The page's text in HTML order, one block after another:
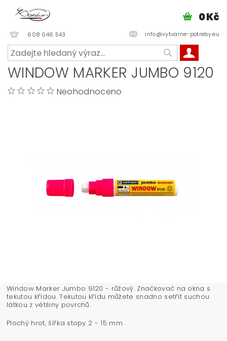
608 046 543 info@vytvarne-potreby.eu
0 Kč
WINDOW MARKER JUMBO 9120
Neohodnoceno
Window Marker Jumbo 9120 - růžový. Značkovač na okna s
tekutou křídou. Tekutou křídu můžete snadno setřít suchou
látkou z většiny povrchů.
Plochý hrot, šířka stopy 2 - 15 mm.